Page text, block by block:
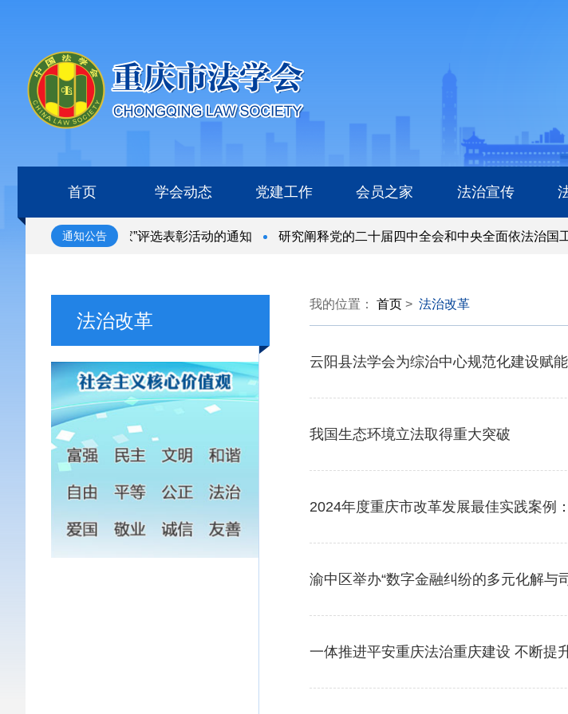
首页 学会动态 党建工作 会员之家 法治宣传
通知公告
全国杰出青年法学家”评选表彰活动的通知 研究阐释党的二十届四中全会和中央全面依法治国工
国杰出青年法学家”评选表彰活动的通知
法治改革
我的位置： 首页 > 法治改革
云阳县法学会为综治中心规范化建设赋
我国生态环境立法取得重大突破
2024年度重庆市改革发展最佳实践案例
渝中区举办“数字金融纠纷的多元化解与
一体推进平安重庆法治重庆建设 不断提